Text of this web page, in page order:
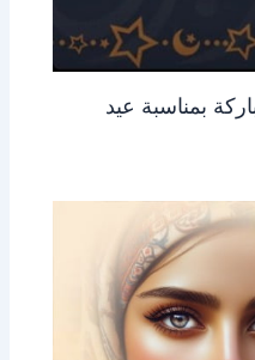
بمناسبة عيد